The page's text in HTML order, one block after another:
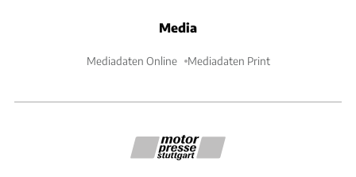
Media
Mediadaten Online Mediadaten Print